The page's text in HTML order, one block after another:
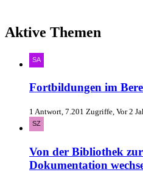
Aktive Themen
Fortbildungen im
1 Antwort, 7.201 Zugriffe, Vor 2
Von der Bibliothek
Dokumentation